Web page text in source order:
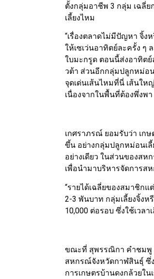
ตั้งกลุ่มอาชีพ 3 กลุ่ม เฉลี่
เลี้ยงไหม
“เรื่องตลาดไม่มีปัญหา จิ้ง
ให้เซเว่นอาทิตย์ละครั้ง ๆ
ใบมะกรูด ตอนนี้ส่งอาทิตย์
วต้า ส่วนอีกกลุ่มปลูกหม่อ
จุดเด่นเส้นไหมที่นี่ เส้นให
เนื่องจากในพื้นที่ต้องพึ่งพ
เกศราภรณ์ ยอมรับว่า เก
ขึ้น อย่างกลุ่มปลูกหม่อนเ
อย่างเดียว ในส่วนของสห
เพื่อนำมาบริหารจัดการส
“รายได้เฉลี่ยของสมาชิก
2-3 พันบาท กลุ่มเลี้ยงจิ้งห
10,000 ต่อรอบ ซึ่งใช้เวล
ขณะที่ สุพรรณิกา คำชมพู
สหกรณ์จังหวัดกาฬสินธุ์ ซึ่
การเกษตรบ้านดงกล้วยใ